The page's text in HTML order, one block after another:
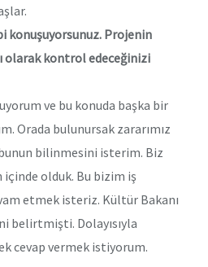
konuşuyorsunuz. Projenin
olarak kontrol edeceğinizi
ve bu konuda başka bir
Orada bulunursak zararımız
bilinmesini isterim. Biz
içinde olduk. Bu bizim iş
etmek isteriz. Kültür Bakanı
belirtmişti. Dolayısıyla
cevap vermek istiyorum.